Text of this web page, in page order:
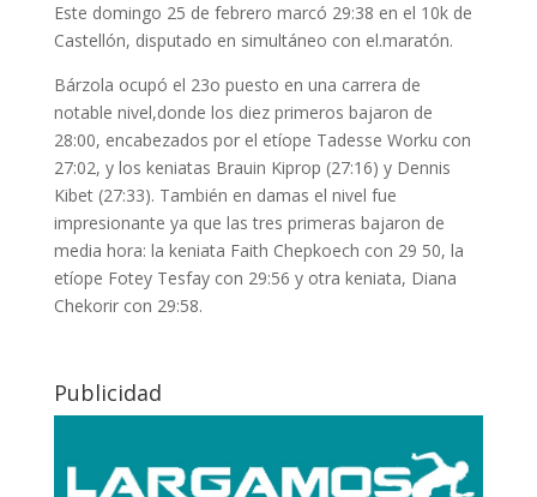
Este domingo 25 de febrero marcó 29:38 en el 10k de
Castellón, disputado en simultáneo con el.maratón.
Bárzola ocupó el 23o puesto en una carrera de
notable nivel,donde los diez primeros bajaron de
28:00, encabezados por el etíope Tadesse Worku con
27:02, y los keniatas Brauin Kiprop (27:16) y Dennis
Kibet (27:33). También en damas el nivel fue
impresionante ya que las tres primeras bajaron de
media hora: la keniata Faith Chepkoech con 29 50, la
etíope Fotey Tesfay con 29:56 y otra keniata, Diana
Chekorir con 29:58.
Publicidad